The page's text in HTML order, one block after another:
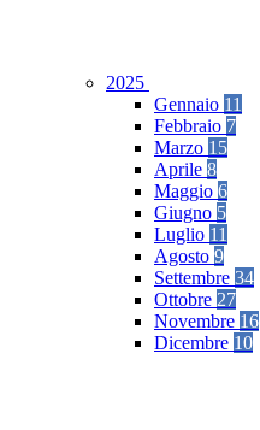
2025
Gennaio 11
Febbraio 7
Marzo 15
Aprile 8
Maggio 6
Giugno 5
Luglio 11
Agosto 9
Settembre 34
Ottobre 27
Novembre 16
Dicembre 10